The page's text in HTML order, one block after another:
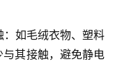
如毛绒衣物、塑料
其接触，避免静电